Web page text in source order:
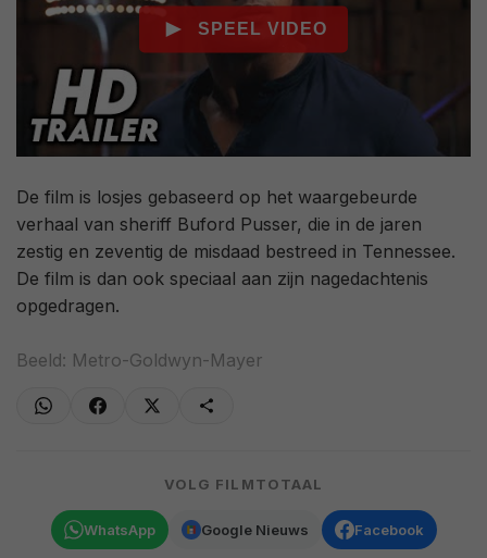
De film is losjes gebaseerd op het waargebeurde
verhaal van sheriff Buford Pusser, die in de jaren
zestig en zeventig de misdaad bestreed in Tennessee.
De film is dan ook speciaal aan zijn nagedachtenis
opgedragen.
Beeld: Metro-Goldwyn-Mayer
VOLG FILMTOTAAL
WhatsApp Google Nieuws Facebook